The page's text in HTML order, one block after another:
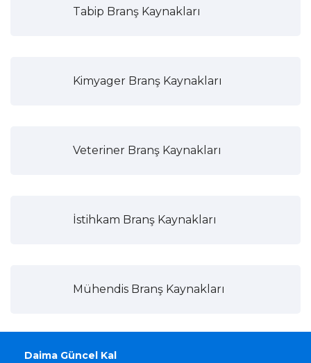
Tabip Branş Kaynakları
Kimyager Branş Kaynakları
Veteriner Branş Kaynakları
İstihkam Branş Kaynakları
Mühendis Branş Kaynakları
Daima Güncel Kal